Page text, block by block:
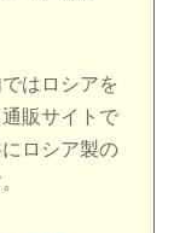
はロシアを
販サイトで
ロシア製の